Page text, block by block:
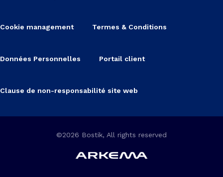
Cookie management Termes & Conditions
Données Personnelles Portail client
Clause de non-responsabilité site web
©2026 Bostik, All rights reserved